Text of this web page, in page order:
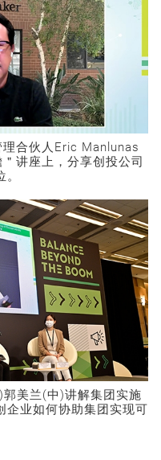
合伙人Eric Manlunas
讲座上，分享创投公司
美兰(中)讲解集团实施
企业如何协助集团实现可